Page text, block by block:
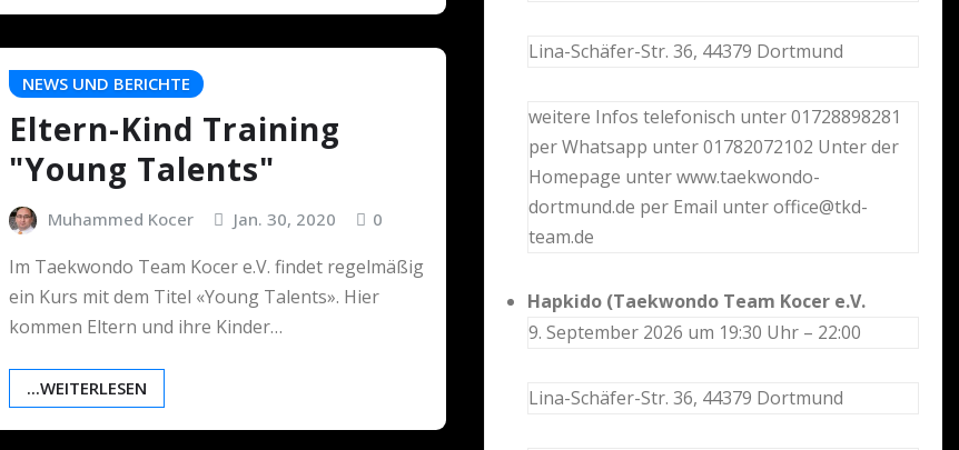
NEWS UND BERICHTE
Eltern-Kind Training
"Young Talents"
Muhammed Kocer Jan. 30, 2020 0
Im Taekwondo Team Kocer e.V. findet regelmäßig
ein Kurs mit dem Titel «Young Talents». Hier
kommen Eltern und ihre Kinder…
...WEITERLESEN
Lina-Schäfer-Str. 36, 44379 Dortmund
weitere Infos telefonisch unter 01728898281
per Whatsapp unter 01782072102 Unter der
Homepage unter www.taekwondo-
dortmund.de per Email unter office@tkd-
team.de
Hapkido (Taekwondo Team Kocer e.V.
9. September 2026 um 19:30 Uhr – 22:00
Lina-Schäfer-Str. 36, 44379 Dortmund